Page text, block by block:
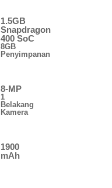
1.5GB
Snapdragon
400 SoC
8GB
Penyimpanan
8-MP
1
Belakang
Kamera
1900
mAh